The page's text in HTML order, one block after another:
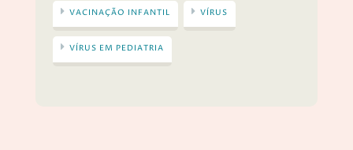
VACINAÇÃO INFANTIL VÍRUS
VÍRUS EM PEDIATRIA